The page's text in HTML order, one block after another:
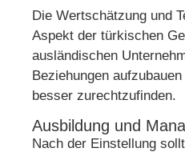
Die Wertschätzung und
Aspekt der türkischen
ausländischen
Beziehungen
besser zurechtzufinden.
Ausbildung und
Nach der Einstellung